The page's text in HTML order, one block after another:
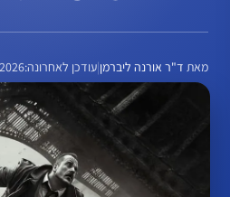
מאת ד"ר אורנה ליברמן|עודכן לאחרונה: